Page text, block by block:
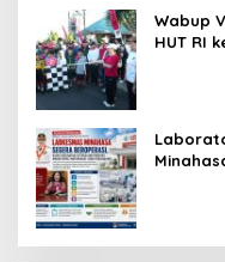
Wabup
HUT RI